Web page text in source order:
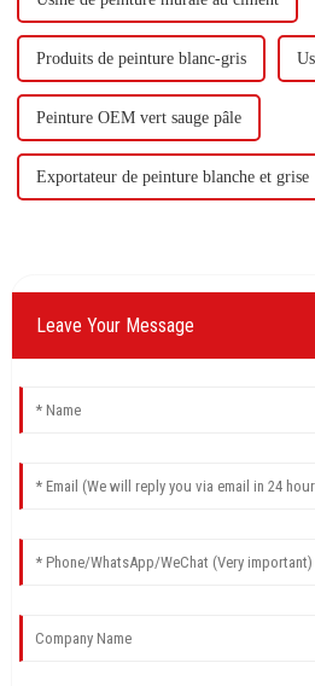
Produits de peinture blanc-gris
Peinture OEM vert sauge pâle
Exportateur de peinture blanche et grise
Leave Your Message